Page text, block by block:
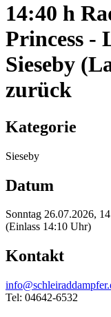
14:40 h
Princess -
Sieseby
zurück
Kategorie
Sieseby
Datum
Sonntag 26.07.2026,
(Einlass 14:10 Uhr)
Kontakt
Tel: 04642-6532